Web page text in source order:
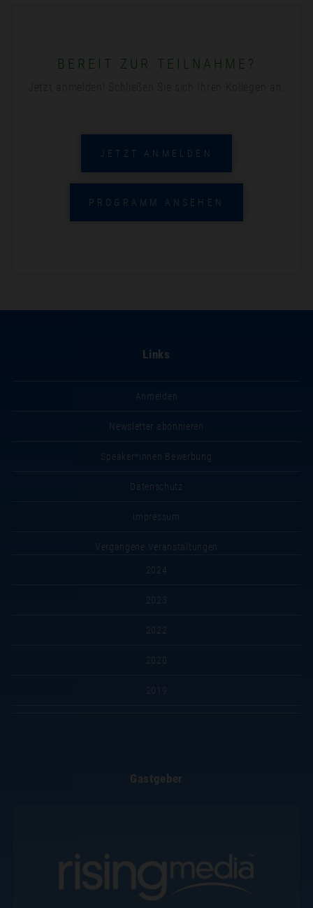
BEREIT ZUR TEILNAHME?
JETZT ANMELDEN
PROGRAMM ANSEHEN
Links
Anmelden
Newsletter abonnieren
Speaker*innen Bewerbung
Datenschutz
Impressum
Vergangene Veranstaltungen
2024
2023
2022
2020
2019
Gastgeber